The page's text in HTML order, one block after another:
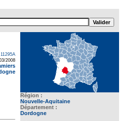
Région :
Nouvelle-Aquitaine
Département :
Dordogne
11295A
2008